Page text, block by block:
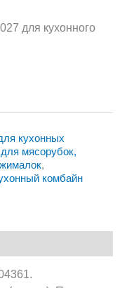
для кухонного
кухонных
мясорубок,
,
комбайн